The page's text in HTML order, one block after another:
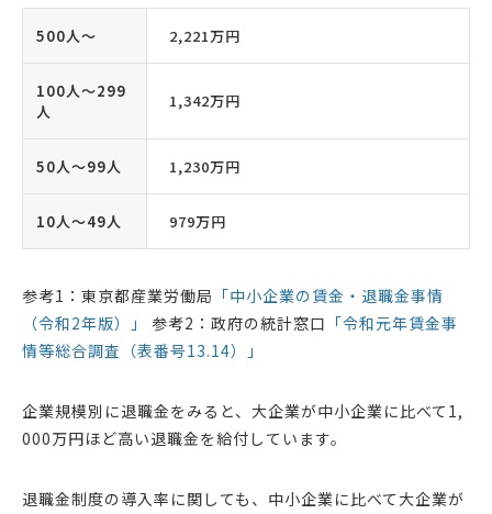
500人〜 2,221万円
100人〜299
人
1,342万円
50人〜99人 1,230万円
10人〜49人 979万円
参考1：東京都産業労働局 「中小企業の賃金・退職金事情
（令和2年版）」
参考2：政府の統計窓口 「令和元年賃金事
情等総合調査（表番号13.14）」
企業規模別に退職金をみると、大企業が中小企業に比べて1,
000万円ほど高い退職金を給付しています。
退職金制度の導入率に関しても、中小企業に比べて大企業が